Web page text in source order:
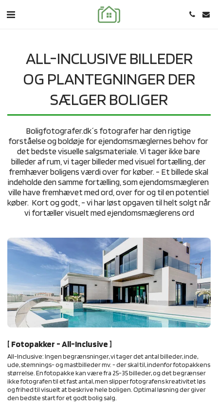
ALL-INCLUSIVE BILLEDER
OG PLANTEGNINGER DER
SÆLGER BOLIGER
Boligfotografer.dk´s fotografer har den rigtige
forståelse og boldøje for ejendomsmæglernes behov for
det bedste visuelle salgsmateriale. Vi tager ikke bare
billeder af rum, vi tager billeder med visuel fortælling, der
fremhæver boligens værdi over for køber. - Et billede skal
indeholde den samme fortælling, som ejendomsmægleren
ville have fremhævet med ord, over for og til en potentiel
køber.  Kort og godt, - vi har løst opgaven til helt solgt når
vi fortæller visuelt med ejendomsmæglerens ord
[ Fotopakker - All-Inclusive ]
All-Inclusive: Ingen begrænsninger, vi tager det antal billeder, inde,
ude, stemnings- og mastbilleder mv. - der skal til, indenfor fotopakkens
størrelse. En fotopakke kan være fra 25-35 billeder, og det begrænser
ikke fotografen til et fast antal, men slipper fotografens kreativitet løs
og frihed til visuelt at beskrive hele boligen. Optimal løsning der giver
den bedste start for et godt bolig salg.